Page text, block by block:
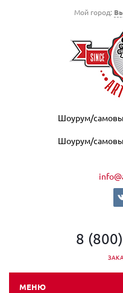
Мой город:
Шоурум/
Шоурум/
8
МЕНЮ